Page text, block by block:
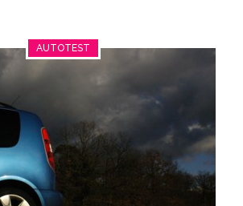
AUTOTEST